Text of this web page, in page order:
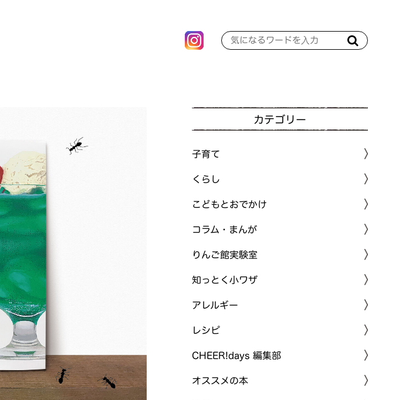
カテゴリー
子育て
くらし
こどもとおでかけ
コラム・まんが
りんご館実験室
知っとく小ワザ
アレルギー
レシピ
CHEER!days 編集部
オススメの本